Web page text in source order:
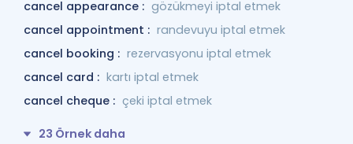
cancel appearance : gözükmeyi iptal etmek
cancel appointment : randevuyu iptal etmek
cancel booking : rezervasyonu iptal etmek
cancel card : kartı iptal etmek
cancel cheque : çeki iptal etmek
23 Örnek daha